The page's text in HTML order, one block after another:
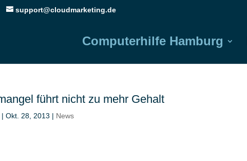
support@cloudmarketing.de
Computerhilfe Hamburg
führt nicht zu mehr Gehalt
| Okt. 28, 2013 | News